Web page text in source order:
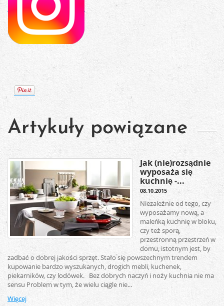
Artykuły powiązane
Jak (nie)rozsądnie
wyposaża się
kuchnię -...
08.10.2015
Niezależnie od tego, czy
wyposażamy nową, a
maleńką kuchnię w bloku,
czy też sporą,
przestronną przestrzeń w
domu, istotnym jest, by
zadbać o dobrej jakości sprzęt. Stało się powszechnym trendem
kupowanie bardzo wyszukanych, drogich mebli, kuchenek,
piekarników, czy lodówek. Bez dobrych naczyń i noży kuchnia nie ma
sensu Problem w tym, że wielu ciągle nie...
Więcej